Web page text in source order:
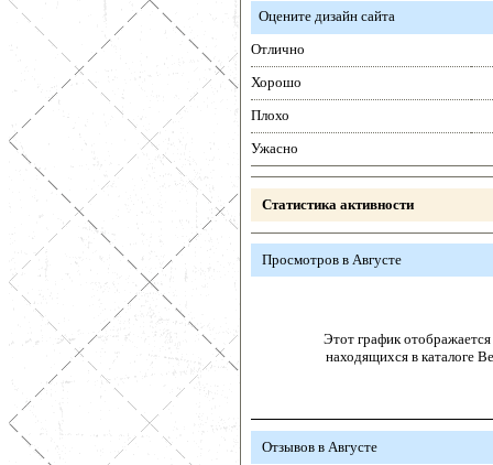
Оцените дизайн сайта
Отлично
Хорошо
Плохо
Ужасно
Статистика активности
Просмотров в Августе
Этот график отображается
находящихся в каталоге
Отзывов в Августе